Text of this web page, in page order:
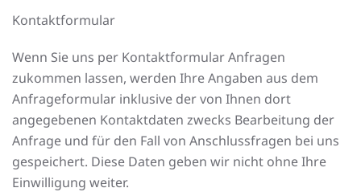
Kontaktformular
Wenn Sie uns per Kontaktformular Anfragen
zukommen lassen, werden Ihre Angaben aus dem
Anfrageformular inklusive der von Ihnen dort
angegebenen Kontaktdaten zwecks Bearbeitung der
Anfrage und für den Fall von Anschlussfragen bei uns
gespeichert. Diese Daten geben wir nicht ohne Ihre
Einwilligung weiter.